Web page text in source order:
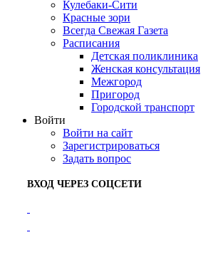
Кулебаки-Сити
Красные зори
Всегда Свежая Газета
Расписания
Детская поликлиника
Женская консультация
Межгород
Пригород
Городской транспорт
Войти
Войти на сайт
Зарегистрироваться
Задать вопрос
ВХОД ЧЕРЕЗ СОЦСЕТИ